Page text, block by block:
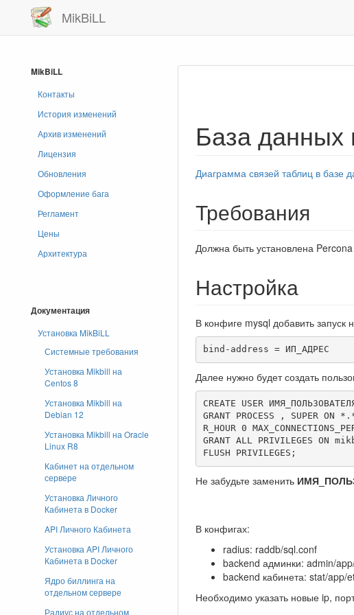
MikBiLL
MikBiLL
Контакты
История изменений
Архив изменений
Лицензия
Обновления
Оформление бага
Регламент
Цены
Архитектура
Документация
Установка MikBiLL
Системные требования
Установка Mikbill на
Centos 8
Установка Mikbill на
Debian 12
Установка Mikbill на Oracle
Linux R8
Кабинет на отдельном
сервере
Установка Личного
Кабинета в Docker
API Личного Кабинета
Установка API Личного
Кабинета в Docker
Ядро биллинга на
отдельном сервере
Радиус на отдельном
База данных
Диаграмма связей таблиц в базе
Требования
Должна быть установлена
Настройка
В конфиге mysql добавить запуск
bind-address = ИП_АДРЕС
Далее нужно будет создать
CREATE USER
GRANT PROCESS , SUPER ON
R_HOUR 0
GRANT ALL PRIVILEGES ON
FLUSH PRIVILEGES;
Не забудьте заменить
В конфигах:
radius: raddb/sql.conf
backend админки: admin/
backend кабинета: stat/app/
Необходимо указать новые ip,